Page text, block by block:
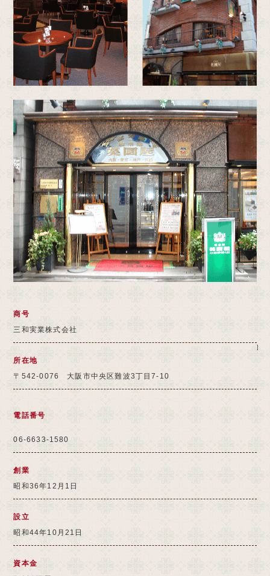
商号
三和実業株式会社
所在地
〒542-0076 大阪市中央区難波3丁目7-10
電話番号
06-6633-1580
創業
昭和36年12月1日
設立
昭和44年10月21日
資本金